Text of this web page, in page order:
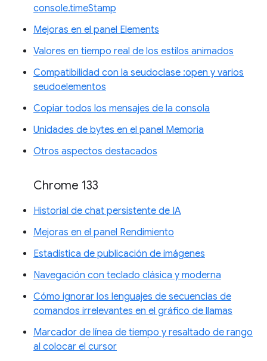
console.timeStamp
Mejoras en el panel Elements
Valores en tiempo real de los estilos animados
Compatibilidad con la seudoclase :open y varios
seudoelementos
Copiar todos los mensajes de la consola
Unidades de bytes en el panel Memoria
Otros aspectos destacados
Chrome 133
Historial de chat persistente de IA
Mejoras en el panel Rendimiento
Estadística de publicación de imágenes
Navegación con teclado clásica y moderna
Cómo ignorar los lenguajes de secuencias de
comandos irrelevantes en el gráfico de llamas
Marcador de línea de tiempo y resaltado de rango
al colocar el cursor